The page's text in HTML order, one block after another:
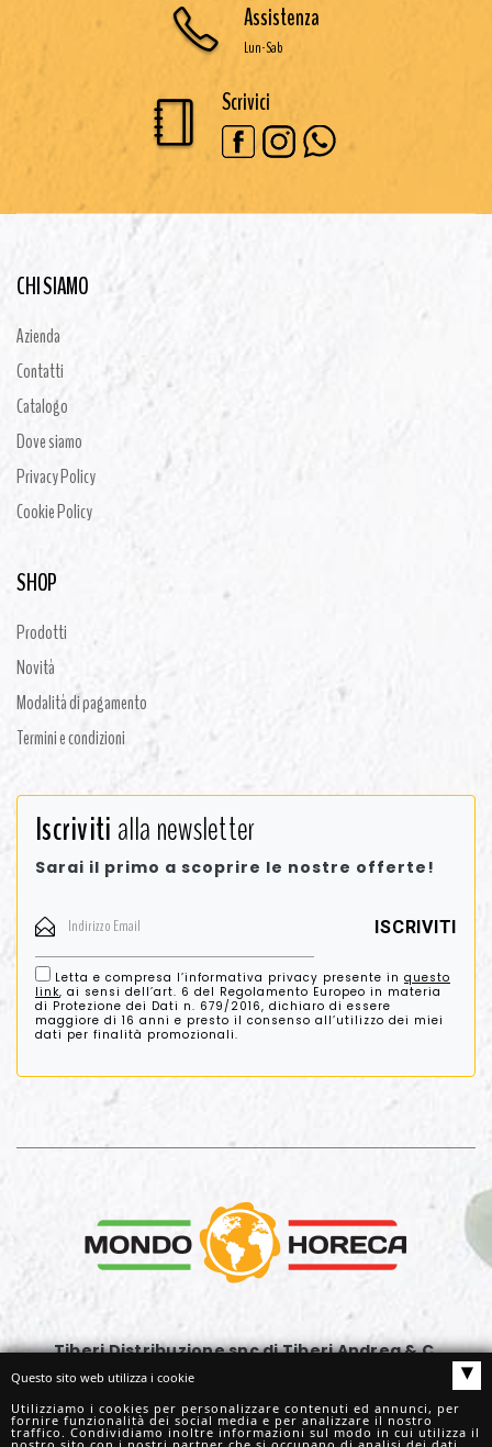
Assistenza
Lun-Sab
Scrivici
CHI SIAMO
Azienda
Contatti
Catalogo
Dove siamo
Privacy Policy
Cookie Policy
SHOP
Prodotti
Novità
Modalità di pagamento
Termini e condizioni
Iscrivitialla newsletter
Sarai il primo a scoprire le nostre offerte!
Letta e compresa l’informativa privacy presente in questo
link, ai sensi dell’art. 6 del Regolamento Europeo in materia
di Protezione dei Dati n. 679/2016, dichiaro di essere
maggiore di 16 anni e presto il consenso all’utilizzo dei miei
dati per finalità promozionali.
Tiberi Distribuzione snc di Tiberi Andrea & C.
Via G. Rossini, 63
62029 Tolentino (MC)
Tel.+39. 0733961177
Questo sito web utilizza i cookie ▴
Utilizziamo i cookies per personalizzare contenuti ed annunci, per
fornire funzionalità dei social media e per analizzare il nostro
traffico. Condividiamo inoltre informazioni sul modo in cui utilizza il